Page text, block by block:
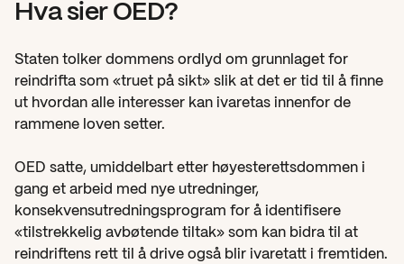
Hva sier OED?
Staten tolker dommens ordlyd om grunnlaget for
reindrifta som «truet på sikt» slik at det er tid til å finne
ut hvordan alle interesser kan ivaretas innenfor de
rammene loven setter.
OED satte, umiddelbart etter høyesterettsdommen i
gang et arbeid med nye utredninger,
konsekvensutredningsprogram for å identifisere
«tilstrekkelig avbøtende tiltak» som kan bidra til at
reindriftens rett til å drive også blir ivaretatt i fremtiden.